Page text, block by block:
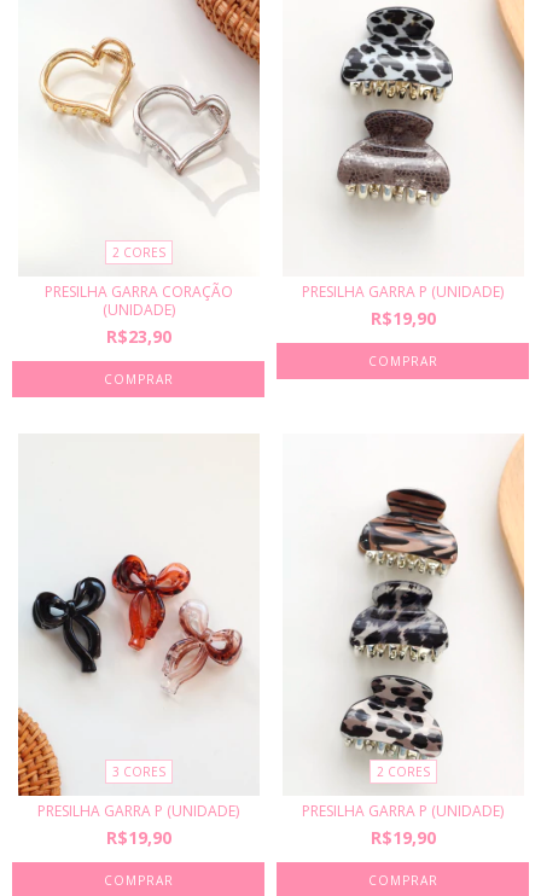
2 CORES
PRESILHA GARRA CORAÇÃO
(UNIDADE)
R$23,90
COMPRAR
PRESILHA GARRA P (UNIDADE)
R$19,90
COMPRAR
3 CORES
PRESILHA GARRA P (UNIDADE)
R$19,90
COMPRAR
2 CORES
PRESILHA GARRA P (UNIDADE)
R$19,90
COMPRAR